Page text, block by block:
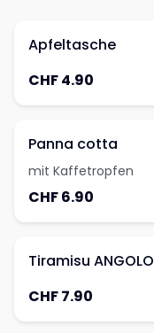
Apfeltasche
CHF 4.90
Panna cotta
mit Kaffetropfen
CHF 6.90
Tiramisu ANGOLO
CHF 7.90